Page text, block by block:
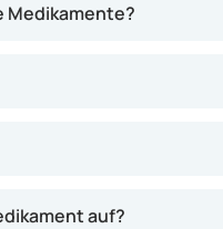
Medikamente?
auf?